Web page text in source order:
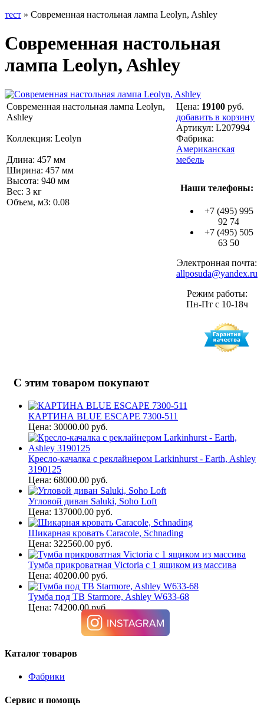
тест » Современная настольная лампа Leolyn, Ashley
Современная настольная
лампа Leolyn, Ashley
Современная настольная лампа Leolyn,
Ashley
Коллекция: Leolyn
Длина: 457 мм
Ширина: 457 мм
Высота: 940 мм
Вес: 3 кг
Объем, м3: 0.08
Цена: 19100 руб.
добавить в корзину
Артикул: L207994
Фабрика:
Американская
мебель
Наши телефоны:
+7 (495) 995
92 74
+7 (495) 505
63 50
Электронная почта:
allposuda@yandex.ru
Режим работы:
Пн-Пт с 10-18ч
С этим товаром покупают
КАРТИНА BLUE ESCAPE 7300-511
Цена: 30000.00 руб.
Кресло-качалка с реклайнером Larkinhurst - Earth, Ashley
3190125
Цена: 68000.00 руб.
Угловой диван Saluki, Soho Loft
Цена: 137000.00 руб.
Шикарная кровать Caracole, Schnading
Цена: 322560.00 руб.
Тумба прикроватная Victoria с 1 ящиком из массива
Цена: 40200.00 руб.
Тумба под ТВ Starmore, Ashley W633-68
Цена: 74200.00 руб.
Каталог товаров
Фабрики
Сервис и помощь